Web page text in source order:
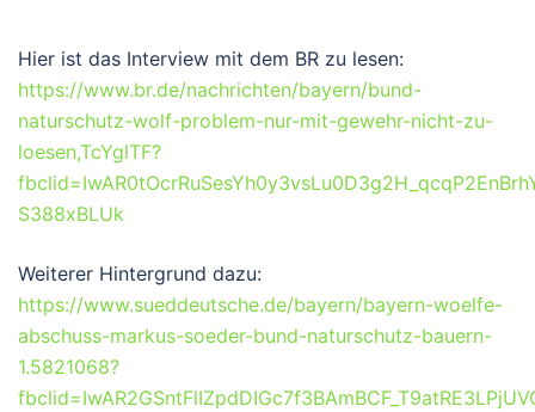
Hier ist das Interview mit dem BR zu lesen:
https://www.br.de/nachrichten/bayern/bund-
naturschutz-wolf-problem-nur-mit-gewehr-nicht-zu-
loesen,TcYglTF?
S388xBLUk
Weiterer Hintergrund dazu:
https://www.sueddeutsche.de/bayern/bayern-woelfe-
abschuss-markus-soeder-bund-naturschutz-bauern-
1.5821068?